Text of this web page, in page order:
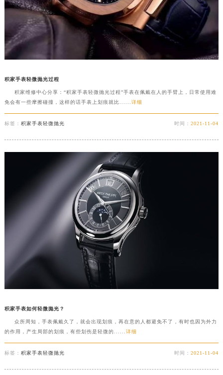
积家手表轻微抛光过程
积家维修中心分享：“积家手表轻微抛光过程”手表在佩戴在人的手臂上，日常使用难
免会有一些摩擦碰撞，这样的话手表上划痕就比...... 详细
标签： 积家手表轻微抛光 时间：2021-11-04
积家手表如何轻微抛光？
众所周知，手表佩戴久了，就会出现划痕，再在意的人都避免不了，有时也因为外力
的作用，产生局部的划痕，有些划伤是轻微的......详细
标签： 积家手表轻微抛光 时间：2021-11-04